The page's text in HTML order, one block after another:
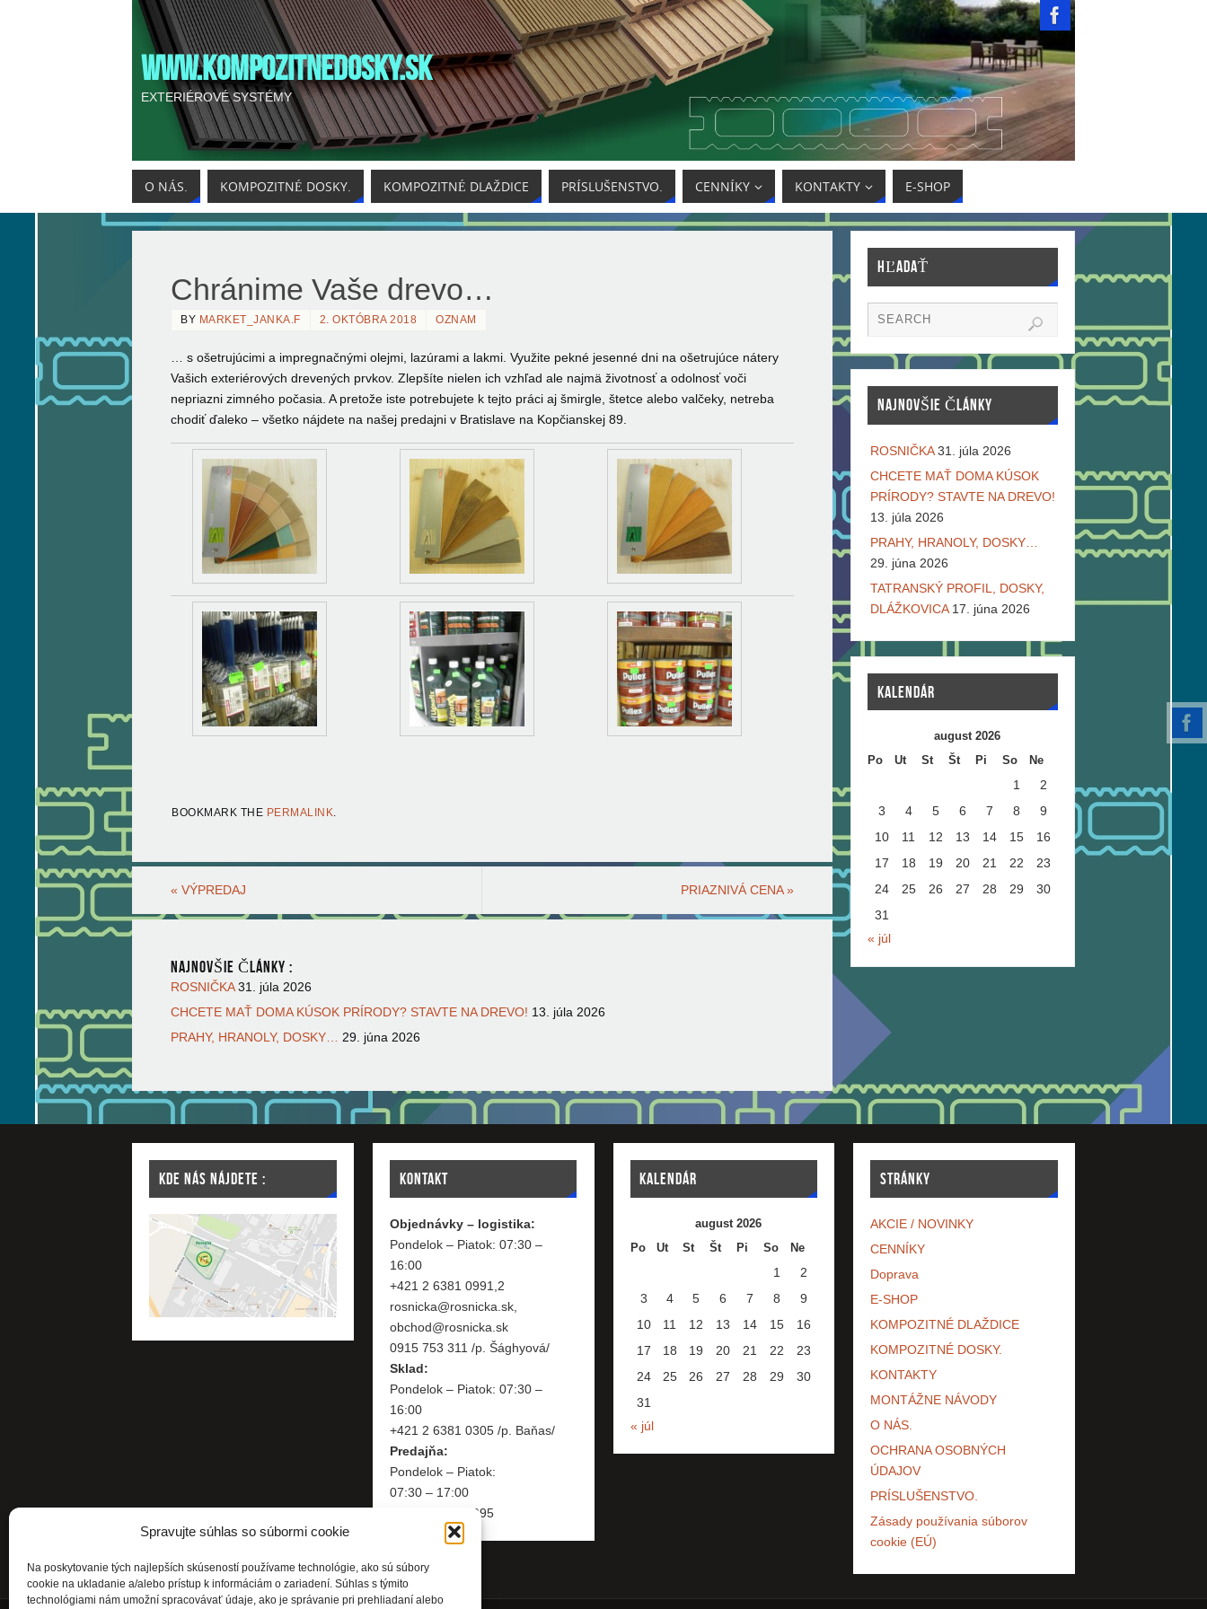
Spravujte súhlas so súbormi cookie
Na poskytovanie tých najlepších skúseností používame technológie, ako sú súbory
cookie na ukladanie a/alebo prístup k informáciám o zariadení. Súhlas s týmito
technológiami nám umožní spracovávať údaje, ako je správanie pri prehliadaní alebo
WWW.KOMPOZITNEDOSKY.SK
EXTERIÉROVÉ SYSTÉMY
O NÁS. KOMPOZITNÉ DOSKY. KOMPOZITNÉ DLAŽDICE PRÍSLUŠENSTVO. CENNÍKY KONTAKTY E-SHOP
Chránime Vaše drevo…
BY MARKET_JANKA.F 2. OKTÓBRA 2018 OZNAM
… s ošetrujúcimi a impregnačnými olejmi, lazúrami a lakmi. Využite pekné jesenné dni na ošetrujúce nátery
Vašich exteriérových drevených prvkov. Zlepšíte nielen ich vzhľad ale najmä životnosť a odolnosť voči
nepriazni zimného počasia. A pretože iste potrebujete k tejto práci aj šmirgle, štetce alebo valčeky, netreba
chodiť ďaleko – všetko nájdete na našej predajni v Bratislave na Kopčianskej 89.
BOOKMARK THE PERMALINK.
« VÝPREDAJ PRIAZNIVÁ CENA»
NAJNOVŠIE ČLÁNKY :
ROSNIČKA 31. júla 2026
CHCETE MAŤ DOMA KÚSOK PRÍRODY? STAVTE NA DREVO! 13. júla 2026
PRAHY, HRANOLY, DOSKY…
29. júna 2026
HĽADAŤ
NAJNOVŠIE ČLÁNKY
ROSNIČKA 31. júla 2026
CHCETE MAŤ DOMA KÚSOK
PRÍRODY? STAVTE NA DREVO!
13. júla 2026
PRAHY, HRANOLY, DOSKY…
29. júna 2026
TATRANSKÝ PROFIL, DOSKY,
DLÁŽKOVICA 17. júna 2026
KALENDÁR
august 2026
Po
Ut St Št Pi So Ne
1
2
3
4 5 6 7 8
9
10
11 12 13 14 15
16
17
18 19 20 21 22
23
24
25 26 27 28 29
30
31
« júl
KDE NÁS NÁJDETE : KONTAKT
Objednávky – logistika:
Pondelok – Piatok: 07:30 –
16:00
+421 2 6381 0991,2
rosnicka@rosnicka.sk,
obchod@rosnicka.sk
0915 753 311 /p. Šághyová/
Sklad:
Pondelok – Piatok: 07:30 –
16:00
+421 2 6381 0305 /p. Baňas/
Predajňa:
Pondelok – Piatok:
07:30 – 17:00
+421 2 6381 0995
KALENDÁR
august 2026
Po
Ut St Št Pi So Ne
1
2
3
4 5 6 7 8
9
10
11 12 13 14 15
16
17
18 19 20 21 22
23
24
25 26 27 28 29
30
31
« júl
STRÁNKY
AKCIE / NOVINKY
CENNÍKY
Doprava
E-SHOP
KOMPOZITNÉ DLAŽDICE
KOMPOZITNÉ DOSKY.
KONTAKTY
MONTÁŽNE NÁVODY
O NÁS.
OCHRANA OSOBNÝCH
ÚDAJOV
PRÍSLUŠENSTVO.
Zásady používania súborov
cookie (EÚ)